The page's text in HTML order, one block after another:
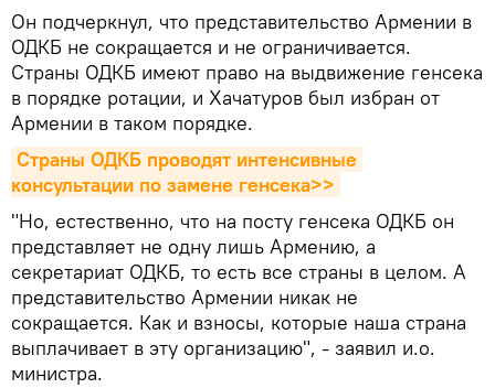
Он подчеркнул, что представительство Армении в
ОДКБ не сокращается и не ограничивается.
Страны ОДКБ имеют право на выдвижение генсека
в порядке ротации, и Хачатуров был избран от
Армении в таком порядке.
Страны ОДКБ проводят интенсивные
консультации по замене генсека>>
"Но, естественно, что на посту генсека ОДКБ он
представляет не одну лишь Армению, а
секретариат ОДКБ, то есть все страны в целом. А
представительство Армении никак не
сокращается. Как и взносы, которые наша страна
выплачивает в эту организацию", - заявил и.о.
министра.